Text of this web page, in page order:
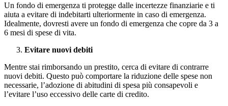
Un fondo di emergenza ti protegge dalle incertezze finanziarie e ti
aiuta a evitare di indebitarti ulteriormente in caso di emergenza.
Idealmente, dovresti avere un fondo di emergenza che copre da 3 a
6 mesi di spese di vita.
Evitare nuovi debiti
Mentre stai rimborsando un prestito, cerca di evitare di contrarre
nuovi debiti. Questo può comportare la riduzione delle spese non
necessarie, l’adozione di abitudini di spesa più consapevoli e
l’evitare l’uso eccessivo delle carte di credito.